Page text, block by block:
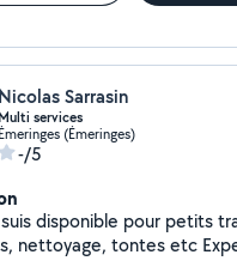
Nicolas Sarrasin
Multi services
Émeringes (Émeringes)
-/5
disponible pour petits
tontes etc Expert en nettoyage